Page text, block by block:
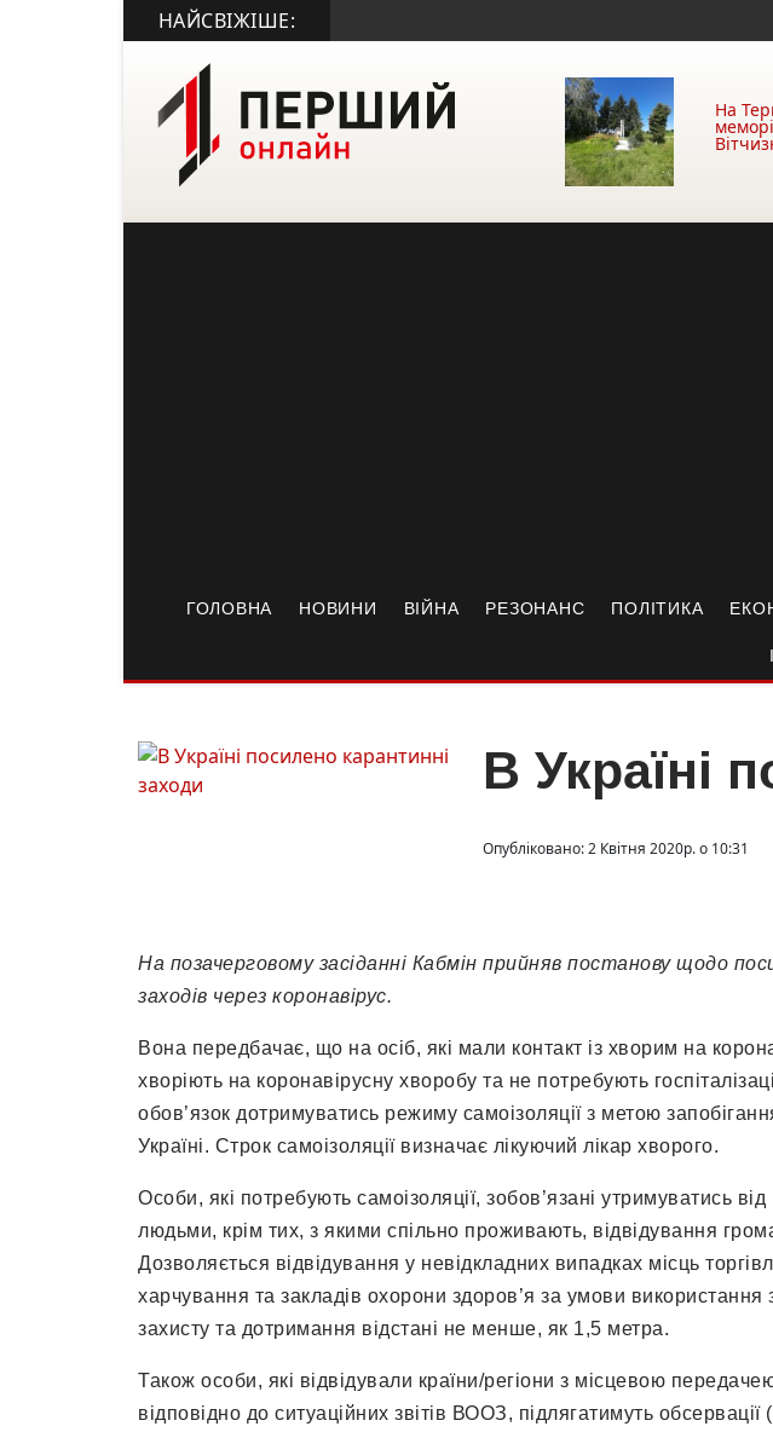
НАЙСВІЖІШЕ: •
На
ГОЛОВНА НОВИНИ ВІЙНА РЕЗОНАНС ПОЛІТИКА
В Україні
Опубліковано: 2 Квітня 2020р. о 10:31
На позачерговому засіданні Кабмін прийняв постанову щодо
заходів через коронавірус.
Вона передбачає, що на осіб, які мали контакт із хворим на
хворіють на коронавірусну хворобу та не потребують
обов’язок дотримуватись режиму самоізоляції з метою
Україні. Строк самоізоляції визначає лікуючий лікар хворого.
Особи, які потребують самоізоляції, зобов’язані утримуватись
людьми, крім тих, з якими спільно проживають, відвідування
Дозволяється відвідування у невідкладних випадках місць
харчування та закладів охорони здоров’я за умови використання
захисту та дотримання відстані не менше, як 1,5 метра.
Також особи, які відвідували країни/регіони з місцевою
відповідно до ситуаційних звітів ВООЗ, підлягатимуть обсервації